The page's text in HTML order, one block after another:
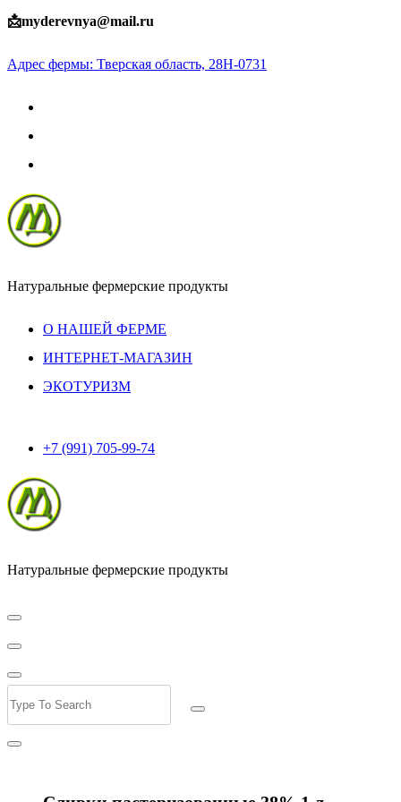
Skip
📩myderevnya@mail.ru
Адрес фермы: Тверская область, 28Н-0731
Натуральные фермерские продукты
О НАШЕЙ ФЕРМЕ
ИНТЕРНЕТ-МАГАЗИН
ЭКОТУРИЗМ
+7 (991) 705-99-74
Натуральные фермерские продукты